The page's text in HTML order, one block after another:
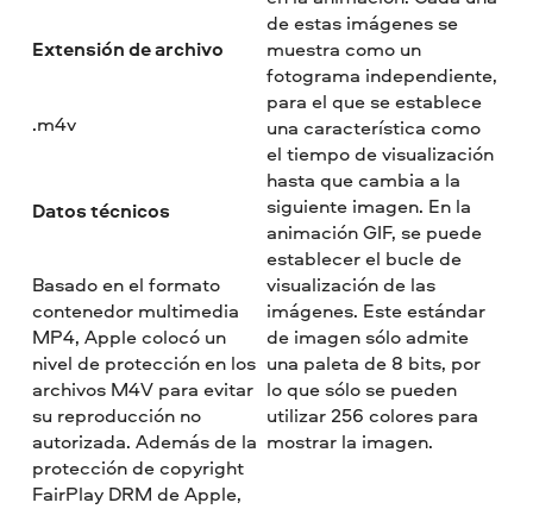
Extensión de archivo
.m4v
Datos técnicos
Basado en el formato
contenedor multimedia
MP4, Apple colocó un
nivel de protección en los
archivos M4V para evitar
su reproducción no
autorizada. Además de la
protección de copyright
FairPlay DRM de Apple,
de estas imágenes se
muestra como un
fotograma independiente,
para el que se establece
una característica como
el tiempo de visualización
hasta que cambia a la
siguiente imagen. En la
animación GIF, se puede
establecer el bucle de
visualización de las
imágenes. Este estándar
de imagen sólo admite
una paleta de 8 bits, por
lo que sólo se pueden
utilizar 256 colores para
mostrar la imagen.